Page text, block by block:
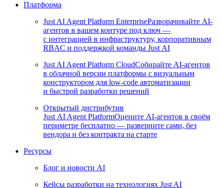
Платформа
Just AI Agent Platform EnterpriseРазворачивайте AI-
агентов в вашем контуре под ключ —
с интеграцией в инфраструктуру, корпоративным
RBAC и поддержкой команды Just AI
Just AI Agent Platform CloudСобирайте AI-агентов
в облачной версии платформы с визуальным
конструктором для low-code автоматизации
и быстрой разработки решений
Открытый дистрибутив
Just AI Agent PlatformОцените AI-агентов в своём
периметре бесплатно — разверните сами, без
вендора и без контракта на старте
Ресурсы
Блог и новости AI
Кейсы разработки на технологиях Just AI